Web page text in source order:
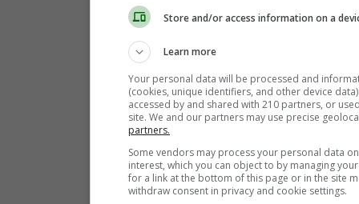
Store and/or access information on a
Learn more
Your personal data will be processed and
(cookies, unique identifiers, and other device
accessed by and shared with 210 partners, or
site. We and our partners may use precise
partners.
Some vendors may process your personal data
interest, which you can object to by managing
for a link at the bottom of this page or in the site
withdraw consent in privacy and cookie settings.